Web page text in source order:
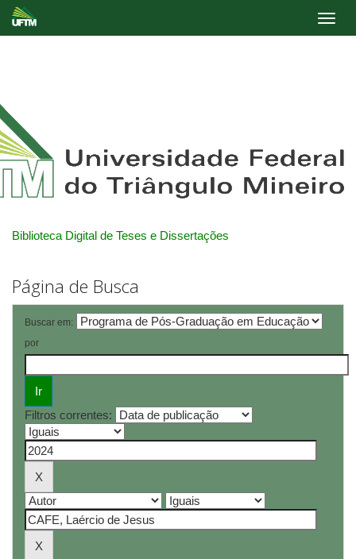
Biblioteca Digital de Teses e Dissertações
Página de Busca
Buscar em:
por
Filtros correntes: